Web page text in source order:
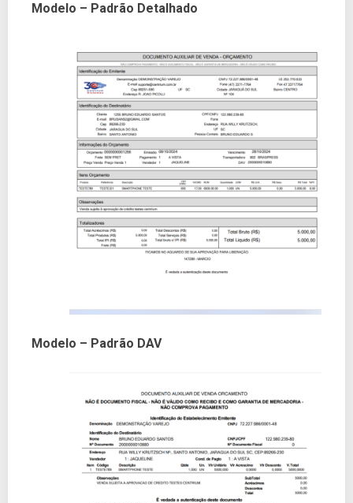
Modelo – Padrão Detalhado
Modelo – Padrão DAV